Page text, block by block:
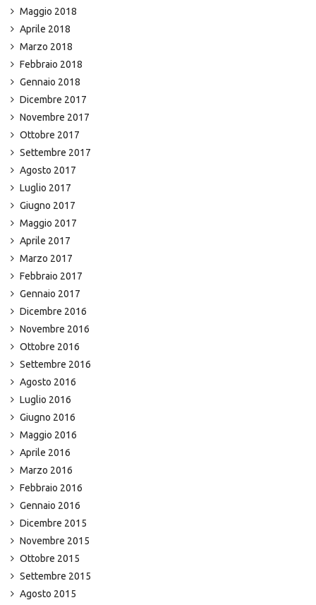
Maggio 2018
Aprile 2018
Marzo 2018
Febbraio 2018
Gennaio 2018
Dicembre 2017
Novembre 2017
Ottobre 2017
Settembre 2017
Agosto 2017
Luglio 2017
Giugno 2017
Maggio 2017
Aprile 2017
Marzo 2017
Febbraio 2017
Gennaio 2017
Dicembre 2016
Novembre 2016
Ottobre 2016
Settembre 2016
Agosto 2016
Luglio 2016
Giugno 2016
Maggio 2016
Aprile 2016
Marzo 2016
Febbraio 2016
Gennaio 2016
Dicembre 2015
Novembre 2015
Ottobre 2015
Settembre 2015
Agosto 2015